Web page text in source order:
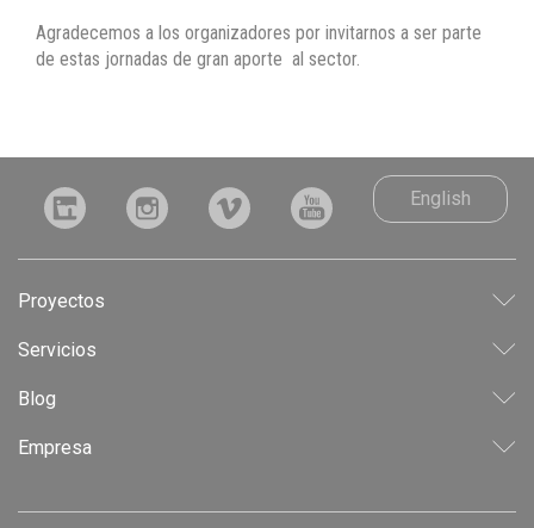
Agradecemos a los organizadores por invitarnos a ser parte
de estas jornadas de gran aporte al sector.
English
Proyectos
LEED
CORPORATIVO
RESIDENCIAL
Servicios
CONSULTORÍA
PROYECTO
Blog
Empresa